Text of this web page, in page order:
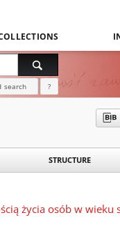
search ?
STRUCTURE
życia osób w wieku